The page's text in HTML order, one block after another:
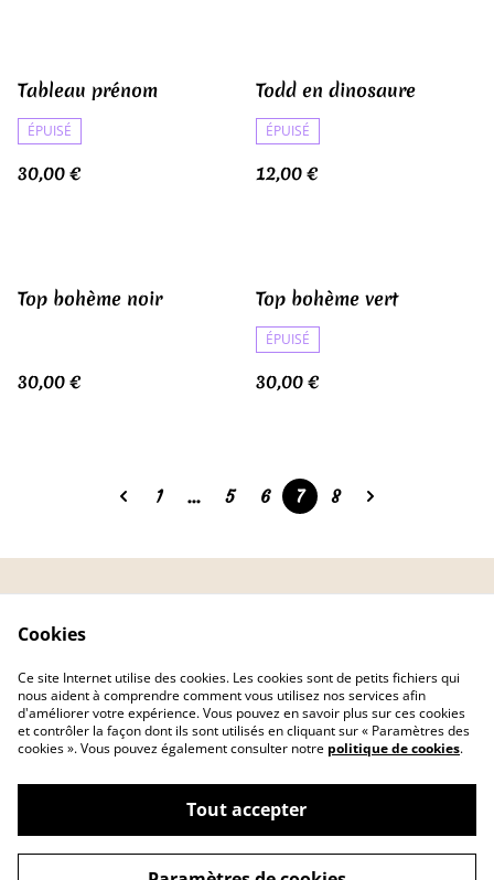
Tableau prénom
ÉPUISÉ
30,00 €
Todd en dinosaure
ÉPUISÉ
12,00 €
Top bohème noir
30,00 €
Top bohème vert
ÉPUISÉ
30,00 €
1 ... 5 6 7 8
Livraison
©2026AMATHEA
Cookies
Ce site Internet utilise des cookies. Les cookies sont de petits fichiers qui
nous aident à comprendre comment vous utilisez nos services afin
d'améliorer votre expérience. Vous pouvez en savoir plus sur ces cookies
et contrôler la façon dont ils sont utilisés en cliquant sur « Paramètres des
cookies ». Vous pouvez également consulter notre politique de cookies.
Tout accepter